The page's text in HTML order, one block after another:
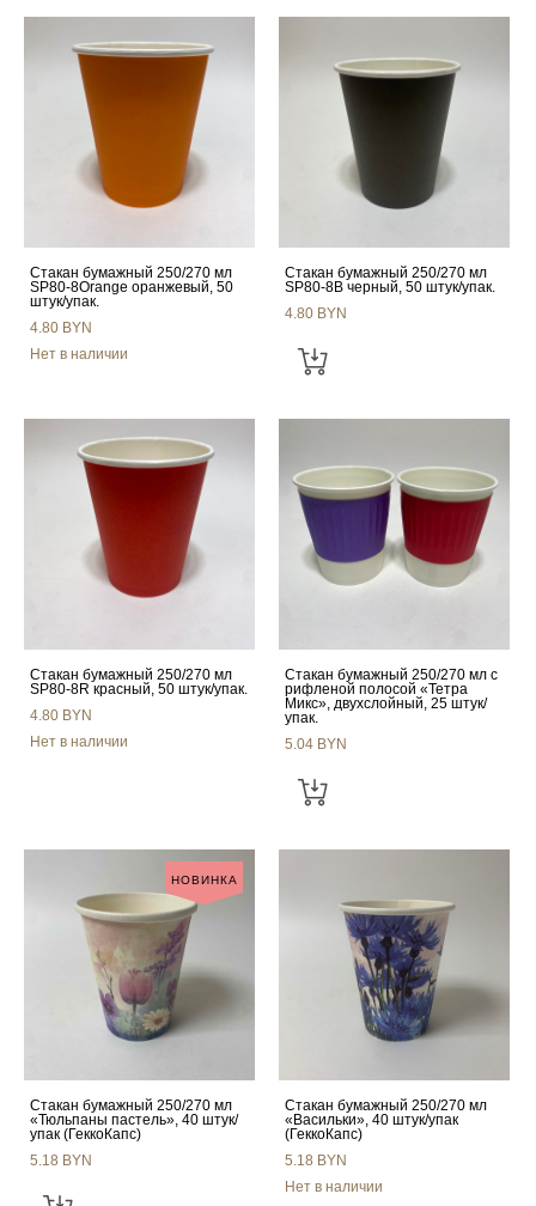
Стакан бумажный 250/270 мл
SP80-8Orange оранжевый, 50
штук/упак.
4.80 BYN
Нет в наличии
Стакан бумажный 250/270 мл
SP80-8B черный, 50 штук/упак.
4.80 BYN
Стакан бумажный 250/270 мл
SP80-8R красный, 50 штук/упак.
4.80 BYN
Нет в наличии
Стакан бумажный 250/270 мл с
рифленой полосой «Тетра
Микс», двухслойный, 25 штук/
упак.
5.04 BYN
НОВИНКА
Стакан бумажный 250/270 мл
«Тюльпаны пастель», 40 штук/
упак (ГеккоКапс)
5.18 BYN
Стакан бумажный 250/270 мл
«Васильки», 40 штук/упак
(ГеккоКапс)
5.18 BYN
Нет в наличии